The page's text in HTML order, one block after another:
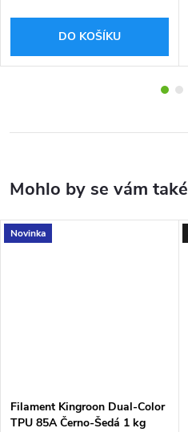
DO KOŠÍKU
Novinka
Filament Kingroon Dual-Color
TPU 85A Černo-Šedá 1 kg